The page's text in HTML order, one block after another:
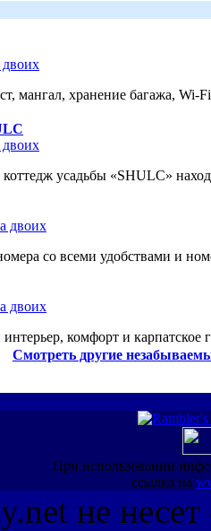
двоих
мангал, хранение багажа, Wi-
двоих
усадьбы «SHULC»
двоих
со всеми удобствами и
двоих
комфорт и карпатское
Смотреть другие
При использовании
ссылка на
не несет